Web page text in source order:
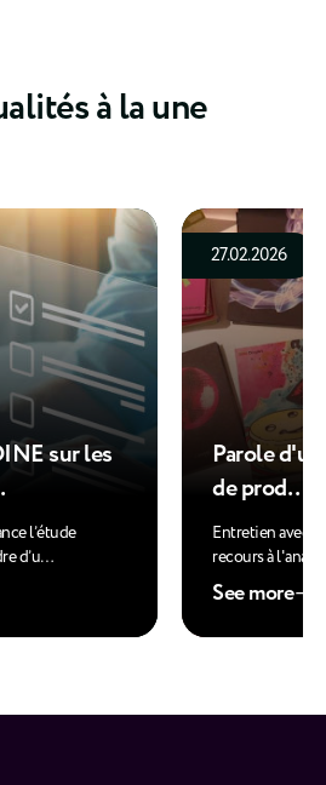
à la une
sur les
l’étude
d’u…
27.02.2026
Parole
de prod…
Entretien avec
recours à
See more